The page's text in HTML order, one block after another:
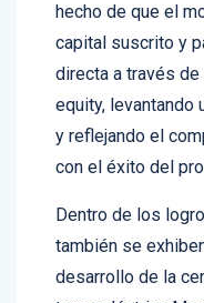
capital suscrito y
directa a través
equity, levantando
y reflejando el
con el éxito del
también se
desarrollo de la
termoeléctrica